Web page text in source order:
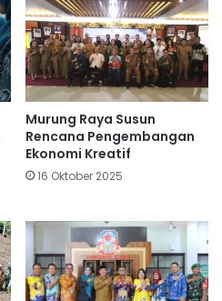
Murung Raya Susun
Rencana Pengembangan
Ekonomi Kreatif
16 Oktober 2025